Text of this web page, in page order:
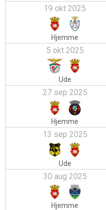
19 okt 2025
Hjemme
5 okt 2025
Ude
27 sep 2025
Hjemme
13 sep 2025
Ude
30 aug 2025
Hjemme